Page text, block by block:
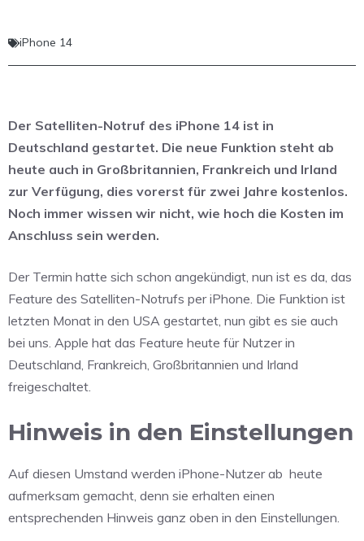
iPhone 14
Der Satelliten-Notruf des iPhone 14 ist in
Deutschland gestartet. Die neue Funktion steht ab
heute auch in Großbritannien, Frankreich und Irland
zur Verfügung, dies vorerst für zwei Jahre kostenlos.
Noch immer wissen wir nicht, wie hoch die Kosten im
Anschluss sein werden.
Der Termin hatte sich schon angekündigt, nun ist es da, das
Feature des Satelliten-Notrufs per iPhone. Die Funktion ist
letzten Monat in den USA gestartet, nun gibt es sie auch
bei uns. Apple hat das Feature heute für Nutzer in
Deutschland, Frankreich, Großbritannien und Irland
freigeschaltet.
Hinweis in den Einstellungen
Auf diesen Umstand werden iPhone-Nutzer ab heute
aufmerksam gemacht, denn sie erhalten einen
entsprechenden Hinweis ganz oben in den Einstellungen.